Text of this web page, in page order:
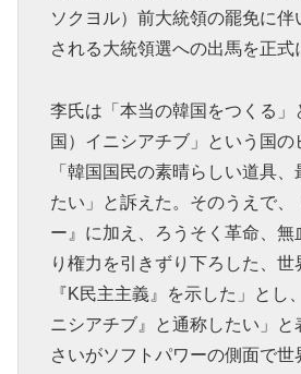
ソクヨル）前大統領の罷免に
される大統領選への出馬を正式
李氏は「本当の韓国をつくる」
国）イニシアチブ」という国の
「韓国国民の素晴らしい道具、
たい」と訴えた。そのうえで、
ー』に加え、ろうそく革命、無
り権力を引きずり下ろした、世
『K民主主義』を示した」とし
ニシアチブ』と通称したい」と
さいがソフトパワーの側面で